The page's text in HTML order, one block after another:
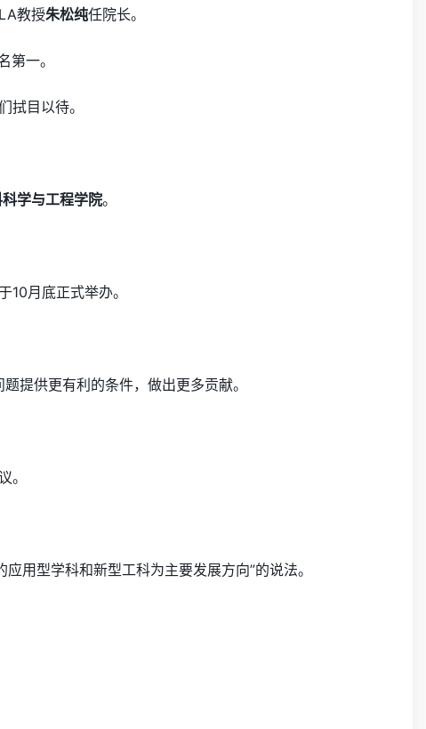
教授朱松纯任院长。
一。
拭目以待。
学与工程学院。
10月底正式举办。
提供更有利的条件，做出更多贡献。
。
用型学科和新型工科为主要发展方向”的说法。